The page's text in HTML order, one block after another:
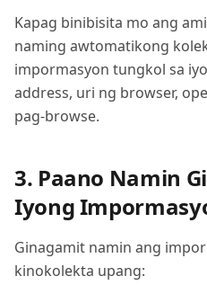
Kapag binibisita mo ang
naming awtomatikong
impormasyon tungkol sa
address, uri ng browser,
pag-browse.
3. Paano Namin
Iyong
Ginagamit namin ang
kinokolekta upang: